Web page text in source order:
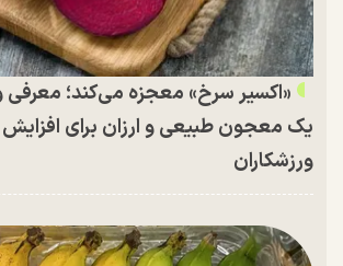
«اکسیر سرخ» معجزه می‌کند؛ معرفی
یک معجون طبیعی و ارزان برای
ورزشکاران